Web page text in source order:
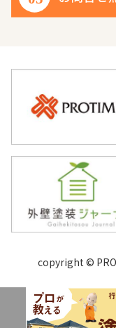
copyright ©